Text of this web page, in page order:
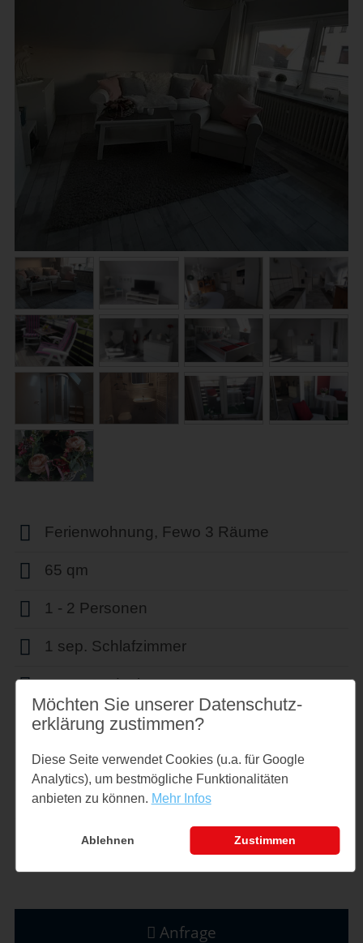
Ferienwohnung, Fewo 3 Räume
65 qm
1 - 2 Personen
1 sep. Schlafzimmer
1 sep. Badezimmer
Nichtraucher
WLAN vorhanden
TV-Flachbild vorhanden
Parkplatz
Anfrage
Möchten Sie unserer Datenschutz­
erklärung zustimmen?
Diese Seite verwendet Cookies (u.a. für Google
Analytics), um bestmögliche Funktionalitäten
anbieten zu können. Mehr Infos
Ablehnen Zustimmen